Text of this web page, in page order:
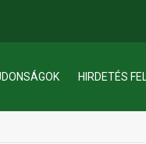
HIRDETÉS